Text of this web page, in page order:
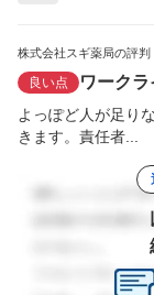
株式会社スギ薬局の評
良い点 ワーク
よっぽど人が足り
きます。責任者...